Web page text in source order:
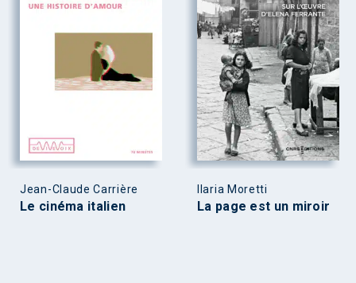
Jean-Claude Carrière
Le cinéma italien
Ilaria Moretti
La page est un miroir